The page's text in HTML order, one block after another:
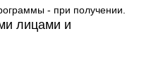
- при получении.
лицами и